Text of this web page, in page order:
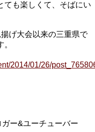
ても楽しくて、そばにい
げ大会以来の三重県で
2014/01/26/
ー&ユーチューバー